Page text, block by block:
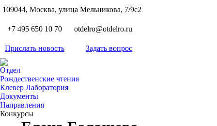
109044, Москва, улица Мельникова, 7/9с2
+7 495 650 10 70 otdelro@otdelro.ru
Прислать новость Задать вопрос
Отдел
Рождественские чтения
Клевер Лаборатория
Документы
Направления
Конкурсы